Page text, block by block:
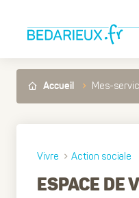
Accueil Mes-
Vivre Action sociale
ESPACE DE